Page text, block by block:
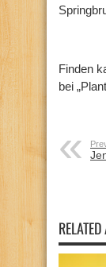
Finden
bei